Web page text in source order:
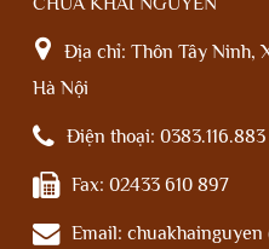
Địa chỉ: Thôn Tây Ninh,
Hà Nội
Điện thoại:
Fax: 02433 610 897
Email: chuakhainguyen